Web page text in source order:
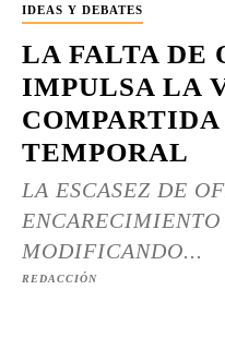
IDEAS Y DEBATES
LA FALTA DE
IMPULSA LA
TEMPORAL
LA ESCASEZ DE
MODIFICANDO...
REDACCIÓN